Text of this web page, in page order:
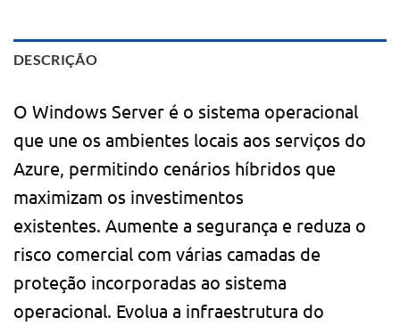
DESCRIÇÃO
O Windows Server é o sistema operacional
que une os ambientes locais aos serviços do
Azure, permitindo cenários híbridos que
maximizam os investimentos
existentes. Aumente a segurança e reduza o
risco comercial com várias camadas de
proteção incorporadas ao sistema
operacional. Evolua a infraestrutura do